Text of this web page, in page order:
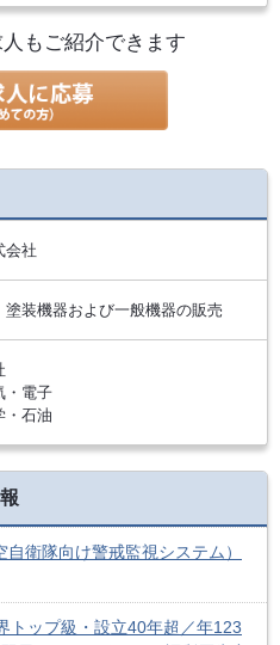
もご紹介できます
会社
塗装機器および一般機器の販売
・電子
・石油
衛隊向け警戒監視システム）
トップ級・設立40年超／年123